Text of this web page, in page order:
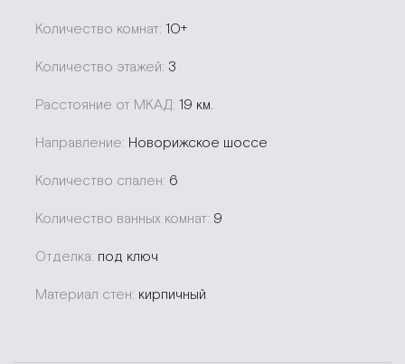
Количество комнат: 10+
Количество этажей: 3
Расстояние от МКАД: 19 км.
Направление: Новорижское шоссе
Количество спален: 6
Количество ванных комнат: 9
Отделка: под ключ
Материал стен: кирпичный